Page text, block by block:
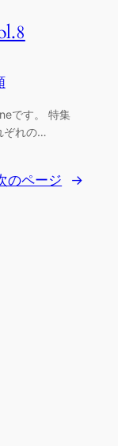
です。 特集
ぞれの…
のページ →